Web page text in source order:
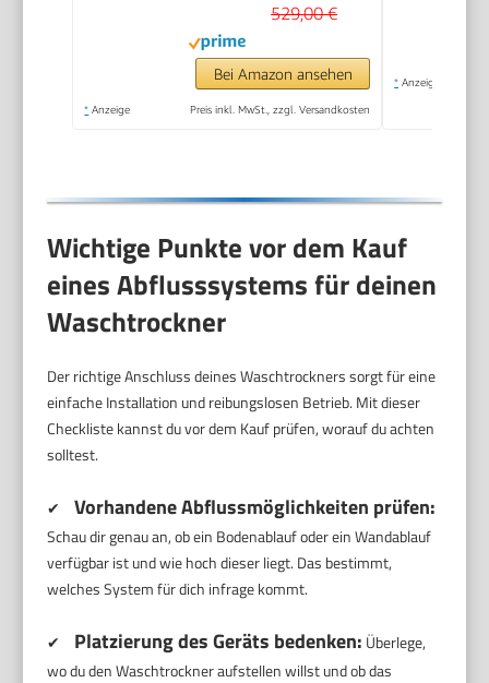
Program/Auto
Program/Eco
Wash/Steam
529,00 €
Bei Amazon ansehen
* Anzeige Preis inkl. MwSt., zzgl. Versandkosten
* Anzeige
Wichtige Punkte vor dem Kauf
eines Abflusssystems für deinen
Waschtrockner
Der richtige Anschluss deines Waschtrockners sorgt für eine
einfache Installation und reibungslosen Betrieb. Mit dieser
Checkliste kannst du vor dem Kauf prüfen, worauf du achten
solltest.
✔ Vorhandene Abflussmöglichkeiten prüfen:
Schau dir genau an, ob ein Bodenablauf oder ein Wandablauf
verfügbar ist und wie hoch dieser liegt. Das bestimmt,
welches System für dich infrage kommt.
✔ Platzierung des Geräts bedenken: Überlege,
wo du den Waschtrockner aufstellen willst und ob das